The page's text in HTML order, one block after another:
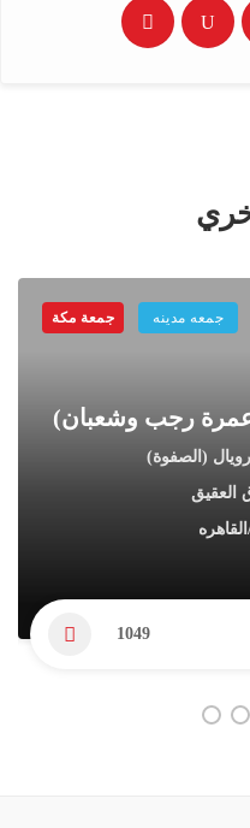
جمعة مكة جمعه مدينه
رجب وشعبان)
1049